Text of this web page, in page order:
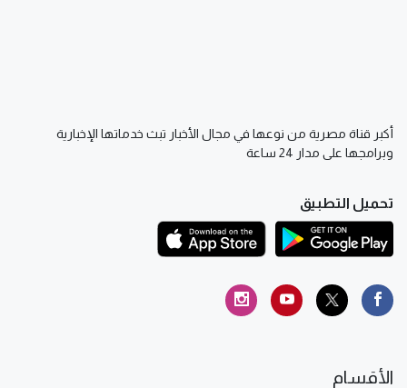
أكبر قناة مصرية من نوعها في مجال الأخبار تبث خدماتها الإخبارية
وبرامجها على مدار 24 ساعة
تحميل التطبيق
الأقسام